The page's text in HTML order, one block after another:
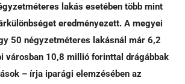
lakás esetében több mint
eredményezett. A megyei
50 négyzetméteres lakásnál már 6,2
városban 10,8 millió forinttal drágábbak
– írja iparági elemzésében az